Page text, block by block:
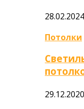
28.02.2024
Потолки
29.12.2020